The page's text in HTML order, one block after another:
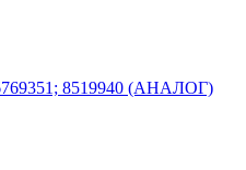
8519940 (АНАЛОГ)